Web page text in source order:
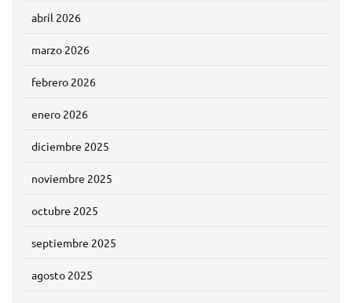
abril 2026
marzo 2026
febrero 2026
enero 2026
diciembre 2025
noviembre 2025
octubre 2025
septiembre 2025
agosto 2025